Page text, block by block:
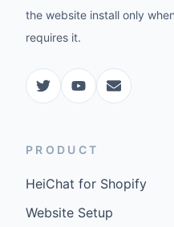
the website install only
requires it.
PRODUCT
HeiChat for Shopify
Website Setup